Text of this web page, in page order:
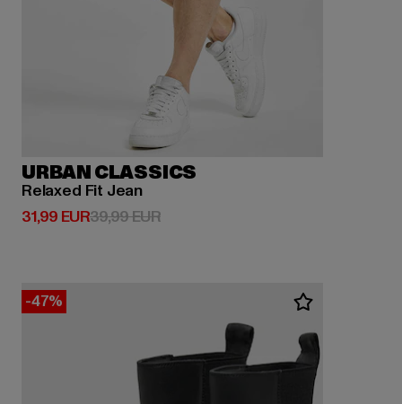
URBAN CLASSICS
Relaxed Fit Jean
31,99 EUR
Derzeitiger Preis: 31,99 EUR
39,99 EURAktionspreis: 39,99 EUR
-47%